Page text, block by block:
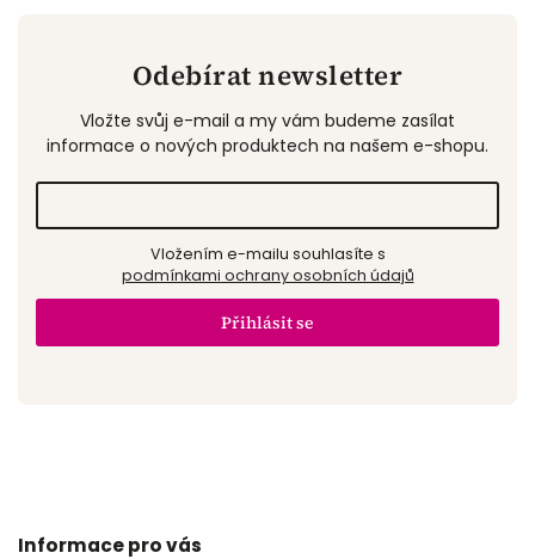
Odebírat newsletter
Vložte svůj e-mail a my vám budeme zasílat
informace o nových produktech na našem e-shopu.
podmínkami ochrany osobních údajů
Přihlásit se
Informace pro vás